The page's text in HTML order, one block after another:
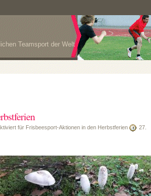
Teamsport der Welt
für Frisbeesport-Aktionen in den Herbstferien
27.